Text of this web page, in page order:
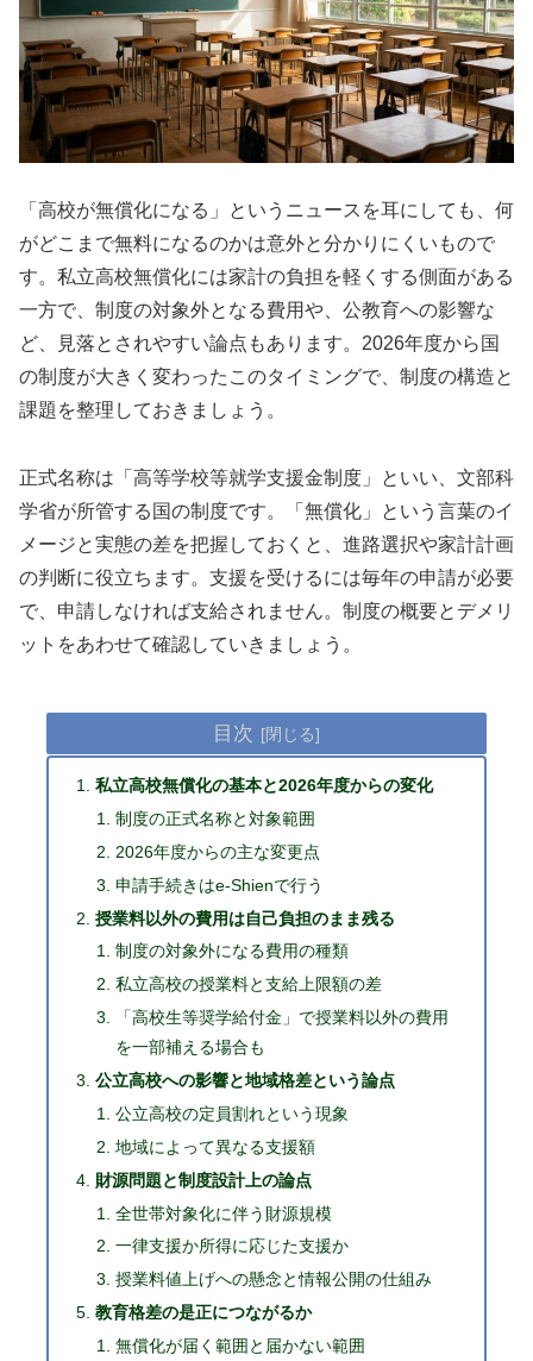
「高校が無償化になる」というニュースを耳にしても、何
がどこまで無料になるのかは意外と分かりにくいもので
す。私立高校無償化には家計の負担を軽くする側面がある
一方で、制度の対象外となる費用や、公教育への影響な
ど、見落とされやすい論点もあります。2026年度から国
の制度が大きく変わったこのタイミングで、制度の構造と
課題を整理しておきましょう。
正式名称は「高等学校等就学支援金制度」といい、文部科
学省が所管する国の制度です。「無償化」という言葉のイ
メージと実態の差を把握しておくと、進路選択や家計計画
の判断に役立ちます。支援を受けるには毎年の申請が必要
で、申請しなければ支給されません。制度の概要とデメリ
ットをあわせて確認していきましょう。
目次
私立高校無償化の基本と2026年度からの変化
制度の正式名称と対象範囲
2026年度からの主な変更点
申請手続きはe-Shienで行う
授業料以外の費用は自己負担のまま残る
制度の対象外になる費用の種類
私立高校の授業料と支給上限額の差
「高校生等奨学給付金」で授業料以外の費用
を一部補える場合も
公立高校への影響と地域格差という論点
公立高校の定員割れという現象
地域によって異なる支援額
財源問題と制度設計上の論点
全世帯対象化に伴う財源規模
一律支援か所得に応じた支援か
授業料値上げへの懸念と情報公開の仕組み
教育格差の是正につながるか
無償化が届く範囲と届かない範囲